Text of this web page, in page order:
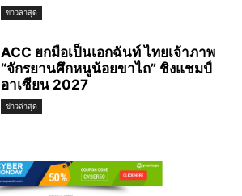
ข่าวล่าสุด
ACC ยกมือเป็นเอกฉันท์ ไทยเจ้าภาพ
“จักรยานศึกหนูน้อยขาไถ” ชิงแชมป์
อาเซียน 2027
ข่าวล่าสุด